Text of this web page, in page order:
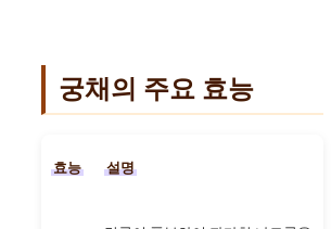
궁채의 주요 효능
효능 설명